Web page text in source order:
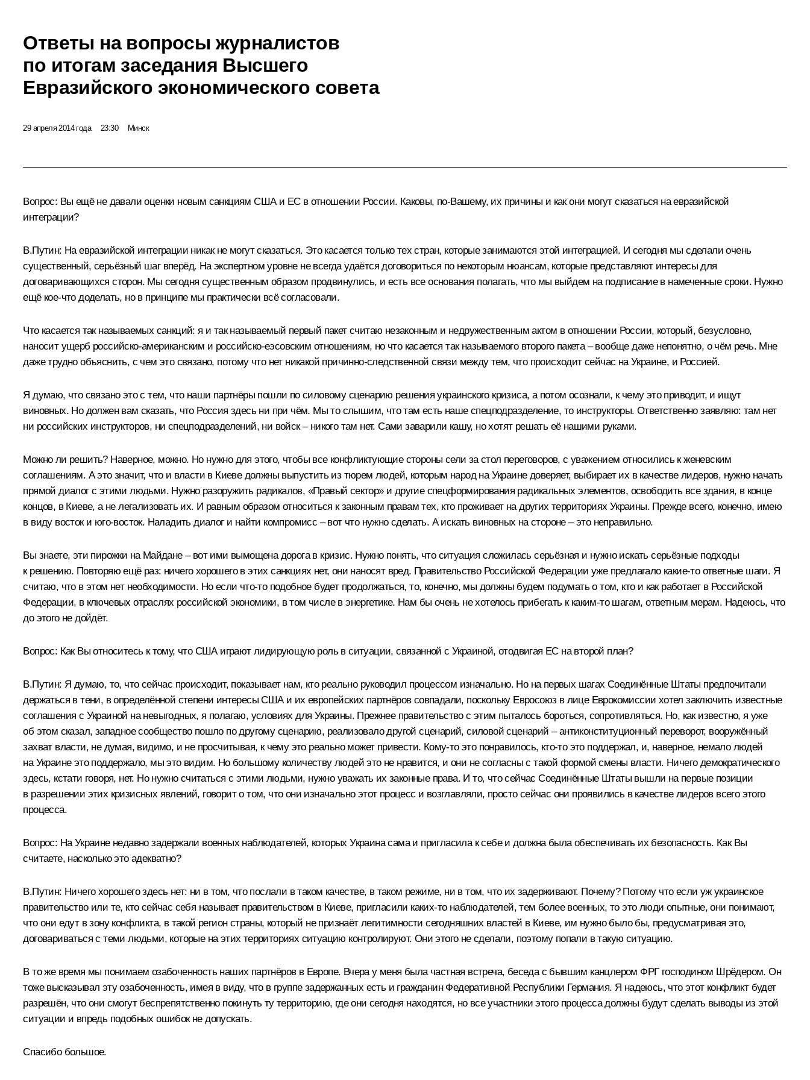
Ответы на вопросы журналистов
по итогам заседания Высшего
Евразийского экономического совета
29 апреля 2014 года 23:30 Минск
Вопрос: Вы ещё не давали оценки новым санкциям США и ЕС в отношении России. Каковы, по‑Вашему, их причины и как они могут сказаться на евразийской
интеграции?
В.Путин: На евразийской интеграции никак не могут сказаться. Это касается только тех стран, которые занимаются этой интеграцией. И сегодня мы сделали очень
существенный, серьёзный шаг вперёд. На экспертном уровне не всегда удаётся договориться по некоторым нюансам, которые представляют интересы для
договаривающихся сторон. Мы сегодня существенным образом продвинулись, и есть все основания полагать, что мы выйдем на подписание в намеченные сроки. Нужно
ещё кое‑что доделать, но в принципе мы практически всё согласовали.
Что касается так называемых санкций: я и так называемый первый пакет считаю незаконным и недружественным актом в отношении России, который, безусловно,
наносит ущерб российско-американским и российско-еэсовским отношениям, но что касается так называемого второго пакета – вообще даже непонятно, о чём речь. Мне
даже трудно объяснить, с чем это связано, потому что нет никакой причинно-следственной связи между тем, что происходит сейчас на Украине, и Россией.
Я думаю, что связано это с тем, что наши партнёры пошли по силовому сценарию решения украинского кризиса, а потом осознали, к чему это приводит, и ищут
виновных. Но должен вам сказать, что Россия здесь ни при чём. Мы то слышим, что там есть наше спецподразделение, то инструкторы. Ответственно заявляю: там нет
ни российских инструкторов, ни спецподразделений, ни войск – никого там нет. Сами заварили кашу, но хотят решать её нашими руками.
Можно ли решить? Наверное, можно. Но нужно для этого, чтобы все конфликтующие стороны сели за стол переговоров, с уважением относились к женевским
соглашениям. А это значит, что и власти в Киеве должны выпустить из тюрем людей, которым народ на Украине доверяет, выбирает их в качестве лидеров, нужно начать
прямой диалог с этими людьми. Нужно разоружить радикалов, «Правый сектор» и другие спецформирования радикальных элементов, освободить все здания, в конце
концов, в Киеве, а не легализовать их. И равным образом относиться к законным правам тех, кто проживает на других территориях Украины. Прежде всего, конечно, имею
в виду восток и юго-восток. Наладить диалог и найти компромисс – вот что нужно сделать. А искать виновных на стороне – это неправильно.
Вы знаете, эти пирожки на Майдане – вот ими вымощена дорога в кризис. Нужно понять, что ситуация сложилась серьёзная и нужно искать серьёзные подходы
к решению. Повторяю ещё раз: ничего хорошего в этих санкциях нет, они наносят вред. Правительство Российской Федерации уже предлагало какие‑то ответные шаги. Я
считаю, что в этом нет необходимости. Но если что‑то подобное будет продолжаться, то, конечно, мы должны будем подумать о том, кто и как работает в Российской
Федерации, в ключевых отраслях российской экономики, в том числе в энергетике. Нам бы очень не хотелось прибегать к каким‑то шагам, ответным мерам. Надеюсь, что
до этого не дойдёт.
Вопрос: Как Вы относитесь к тому, что США играют лидирующую роль в ситуации, связанной с Украиной, отодвигая ЕС на второй план?
В.Путин: Я думаю, то, что сейчас происходит, показывает нам, кто реально руководил процессом изначально. Но на первых шагах Соединённые Штаты предпочитали
держаться в тени, в определённой степени интересы США и их европейских партнёров совпадали, поскольку Евросоюз в лице Еврокомиссии хотел заключить известные
соглашения с Украиной на невыгодных, я полагаю, условиях для Украины. Прежнее правительство с этим пыталось бороться, сопротивляться. Но, как известно, я уже
об этом сказал, западное сообщество пошло по другому сценарию, реализовало другой сценарий, силовой сценарий – антиконституционный переворот, вооружённый
захват власти, не думая, видимо, и не просчитывая, к чему это реально может привести. Кому‑то это понравилось, кто‑то это поддержал, и, наверное, немало людей
на Украине это поддержало, мы это видим. Но большому количеству людей это не нравится, и они не согласны с такой формой смены власти. Ничего демократического
здесь, кстати говоря, нет. Но нужно считаться с этими людьми, нужно уважать их законные права. И то, что сейчас Соединённые Штаты вышли на первые позиции
в разрешении этих кризисных явлений, говорит о том, что они изначально этот процесс и возглавляли, просто сейчас они проявились в качестве лидеров всего этого
процесса.
Вопрос: На Украине недавно задержали военных наблюдателей, которых Украина сама и пригласила к себе и должна была обеспечивать их безопасность. Как Вы
считаете, насколько это адекватно?
В.Путин: Ничего хорошего здесь нет: ни в том, что послали в таком качестве, в таком режиме, ни в том, что их задерживают. Почему? Потому что если уж украинское
правительство или те, кто сейчас себя называет правительством в Киеве, пригласили каких‑то наблюдателей, тем более военных, то это люди опытные, они понимают,
что они едут в зону конфликта, в такой регион страны, который не признаёт легитимности сегодняшних властей в Киеве, им нужно было бы, предусматривая это,
договариваться с теми людьми, которые на этих территориях ситуацию контролируют. Они этого не сделали, поэтому попали в такую ситуацию.
В то же время мы понимаем озабоченность наших партнёров в Европе. Вчера у меня была частная встреча, беседа с бывшим канцлером ФРГ господином Шрёдером. Он
тоже высказывал эту озабоченность, имея в виду, что в группе задержанных есть и гражданин Федеративной Республики Германия. Я надеюсь, что этот конфликт будет
разрешён, что они смогут беспрепятственно покинуть ту территорию, где они сегодня находятся, но все участники этого процесса должны будут сделать выводы из этой
ситуации и впредь подобных ошибок не допускать.
Спасибо большое.